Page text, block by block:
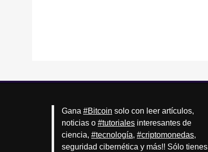
Gana #Bitcoin solo con leer artículos,
noticias o #tutoriales interesantes de
ciencia, #tecnología, #criptomonedas,
seguridad cibernética y más!! Sólo tienes